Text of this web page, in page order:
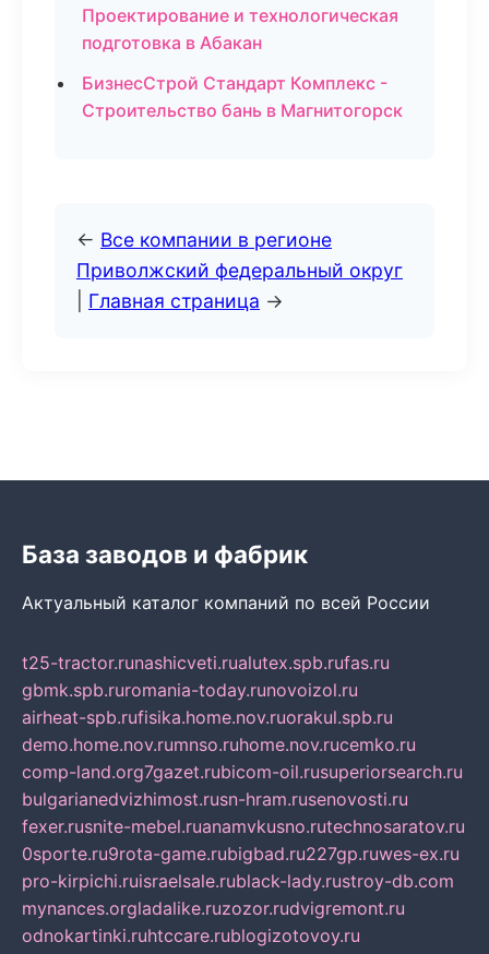
Проектирование и технологическая
подготовка в Абакан
БизнесСтрой Стандарт Комплекс -
Строительство бань в Магнитогорск
← Все компании в регионе
Приволжский федеральный округ
Главная страница →
База заводов и фабрик
Актуальный каталог компаний по всей России
t25-tractor.runashicveti.rualutex.spb.rufas.ru
gbmk.spb.ruromania-today.runovoizol.ru
airheat-spb.rufisika.home.nov.ruorakul.spb.ru
demo.home.nov.rumnso.ruhome.nov.rucemko.ru
comp-land.org7gazet.rubicom-oil.rusuperiorsearch.ru
bulgarianedvizhimost.rusn-hram.rusenovosti.ru
fexer.rusnite-mebel.ruanamvkusno.rutechnosaratov.ru
0sporte.ru9rota-game.rubigbad.ru227gp.ruwes-ex.ru
pro-kirpichi.ruisraelsale.rublack-lady.rustroy-db.com
mynances.orgladalike.ruzozor.rudvigremont.ru
odnokartinki.ruhtccare.rublogizotovoy.ru